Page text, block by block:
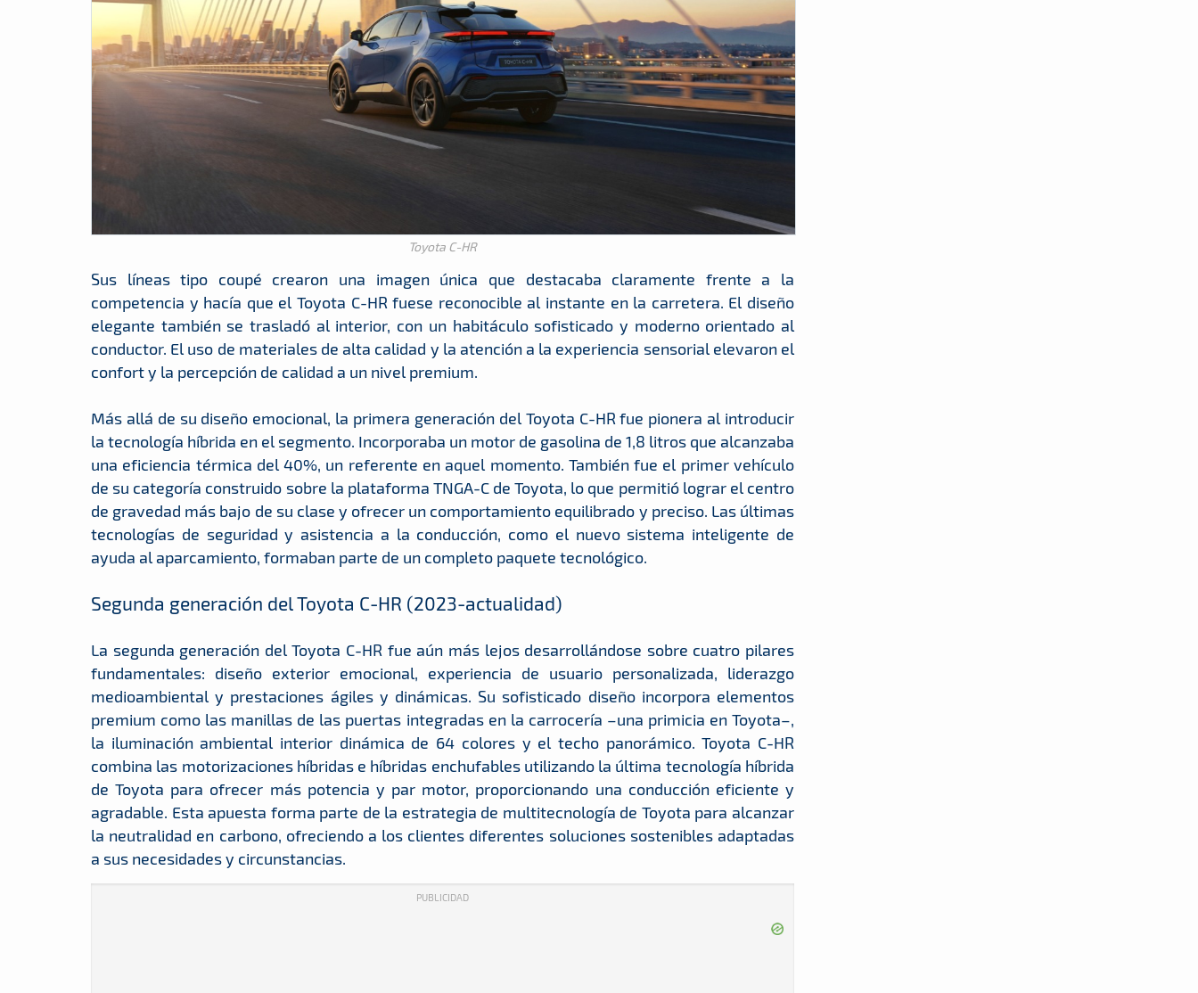
Toyota C-HR
Sus líneas tipo coupé crearon una imagen única que destacaba claramente frente a la
competencia y hacía que el Toyota C-HR fuese reconocible al instante en la carretera. El diseño
elegante también se trasladó al interior, con un habitáculo sofisticado y moderno orientado al
conductor. El uso de materiales de alta calidad y la atención a la experiencia sensorial elevaron el
confort y la percepción de calidad a un nivel premium.
Más allá de su diseño emocional, la primera generación del Toyota C-HR fue pionera al introducir
la tecnología híbrida en el segmento. Incorporaba un motor de gasolina de 1,8 litros que alcanzaba
una eficiencia térmica del 40%, un referente en aquel momento. También fue el primer vehículo
de su categoría construido sobre la plataforma TNGA-C de Toyota, lo que permitió lograr el centro
de gravedad más bajo de su clase y ofrecer un comportamiento equilibrado y preciso. Las últimas
tecnologías de seguridad y asistencia a la conducción, como el nuevo sistema inteligente de
ayuda al aparcamiento, formaban parte de un completo paquete tecnológico.
Segunda generación del Toyota C-HR (2023-actualidad)
La segunda generación del Toyota C-HR fue aún más lejos desarrollándose sobre cuatro pilares
fundamentales: diseño exterior emocional, experiencia de usuario personalizada, liderazgo
medioambiental y prestaciones ágiles y dinámicas. Su sofisticado diseño incorpora elementos
premium como las manillas de las puertas integradas en la carrocería –una primicia en Toyota–,
la iluminación ambiental interior dinámica de 64 colores y el techo panorámico. Toyota C-HR
combina las motorizaciones híbridas e híbridas enchufables utilizando la última tecnología híbrida
de Toyota para ofrecer más potencia y par motor, proporcionando una conducción eficiente y
agradable. Esta apuesta forma parte de la estrategia de multitecnología de Toyota para alcanzar
la neutralidad en carbono, ofreciendo a los clientes diferentes soluciones sostenibles adaptadas
a sus necesidades y circunstancias.
PUBLICIDAD